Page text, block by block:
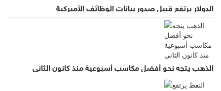
الدولار يرتفع قبيل صدور بيانات الوظائف الأميركية
الذهب يتجه نحو أفضل مكاسب أسبوعية منذ كانون الثاني